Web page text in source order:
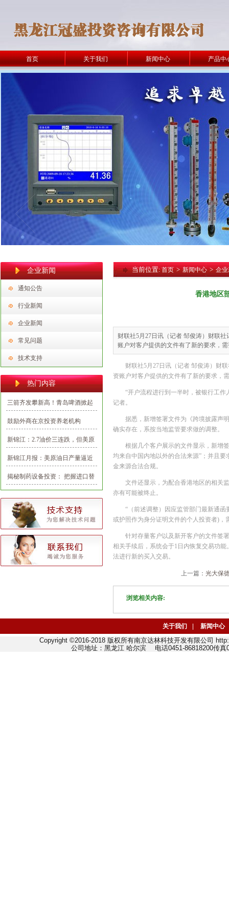
首页 关于我们 新闻中心 产品中
企业新闻
通知公告
行业新闻
企业新闻
常见问题
技术支持
热门内容
三箭齐发攀新高！青岛啤酒掀起
2020首批投资建设新热潮
鼓励外商在京投资养老机构
新锦江：2.7油价三连跌，但美原
油期货多空仍未见分晓
新锦江月报：美原油日产量逼近
千一大关，油价整体看多
揭秘制药设备投资： 把握进口替
代和产业整合机会
当前位置:首页>新闻中心>企
香港地区
财联社5月27日讯（记者 邹俊涛）财联
账户对客户提供的文件有了新的要求，
财联社5月27日讯（记者 邹俊涛）财
资账户对客户提供的文件有了新的要求，
“开户流程进行到一半时，被银行工
记者。
据悉，新增签署文件为《跨境披露声
确实存在，系按当地监管要求做的调整。
根据几个客户展示的文件显示，新增
均来自中国内地以外的合法来源”；并且
金来源合法合规。
文件还显示，为配合香港地区的相关
亦有可能被终止。
“（前述调整）因应监管部门最新通
或护照作为身分证明文件的个人投资者)，
针对存量客户以及新开客户的文件签
相关手续后，系统会于1日内恢复交易功
法进行新的买入交易。
上一篇：光大保
浏览相关内容:
关于我们 新闻中心
Copyright ©2016-2018 版权所有南京达林科技开发有限公司
公司地址：黑龙江 哈尔滨 电话0451-86818200传